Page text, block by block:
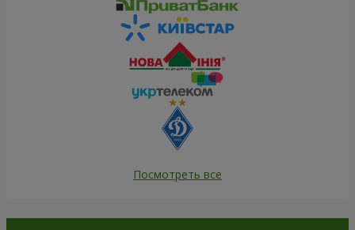
Посмотреть все